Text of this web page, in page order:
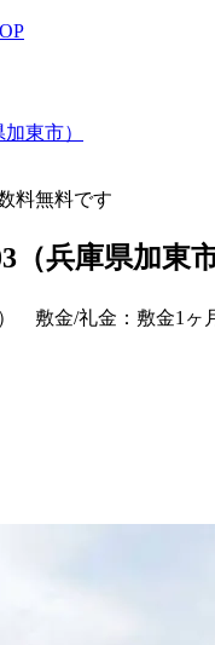
東市）
料無料です
兵庫県加東市
敷金/礼金：敷金1